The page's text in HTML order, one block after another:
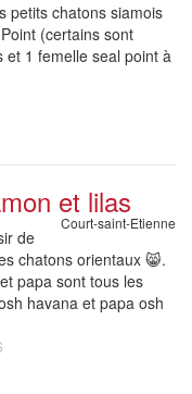
petits chatons siamois
(certains sont
1 femelle seal point à
et lilas
Court-saint-Etienne
de
chatons orientaux 😸.
papa sont tous les
havana et papa osh